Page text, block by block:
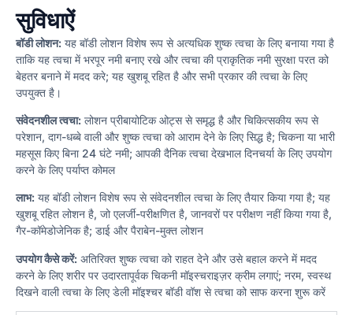
सुविधाऐं
बॉडी लोशन: यह बॉडी लोशन विशेष रूप से अत्यधिक शुष्क त्वचा के लिए बनाया गया है
ताकि यह त्वचा में भरपूर नमी बनाए रखे और त्वचा की प्राकृतिक नमी सुरक्षा परत को
बेहतर बनाने में मदद करे; यह खुशबू रहित है और सभी प्रकार की त्वचा के लिए
उपयुक्त है।
संवेदनशील त्वचा: लोशन प्रीबायोटिक ओट्स से समृद्ध है और चिकित्सकीय रूप से
परेशान, दाग-धब्बे वाली और शुष्क त्वचा को आराम देने के लिए सिद्ध है; चिकना या भारी
महसूस किए बिना 24 घंटे नमी; आपकी दैनिक त्वचा देखभाल दिनचर्या के लिए उपयोग
करने के लिए पर्याप्त कोमल
लाभ: यह बॉडी लोशन विशेष रूप से संवेदनशील त्वचा के लिए तैयार किया गया है; यह
खुशबू रहित लोशन है, जो एलर्जी-परीक्षणित है, जानवरों पर परीक्षण नहीं किया गया है,
गैर-कॉमेडोजेनिक है; डाई और पैराबेन-मुक्त लोशन
उपयोग कैसे करें: अतिरिक्त शुष्क त्वचा को राहत देने और उसे बहाल करने में मदद
करने के लिए शरीर पर उदारतापूर्वक चिकनी मॉइस्चराइज़र क्रीम लगाएं; नरम, स्वस्थ
दिखने वाली त्वचा के लिए डेली मॉइश्चर बॉडी वॉश से त्वचा को साफ करना शुरू करें